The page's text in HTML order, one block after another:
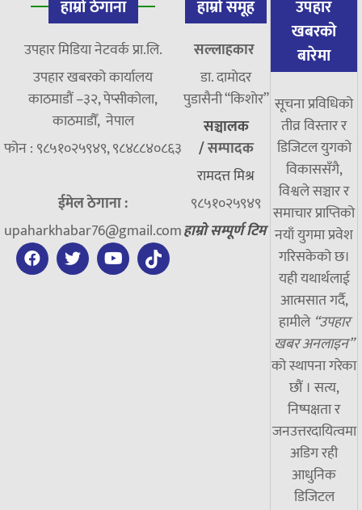
हाम्रो ठेगाना
उपहार मिडिया नेटवर्क प्रा.लि.
उपहार खबरको कार्यालय
काठमाडौं –३२, पेप्सीकोला,
काठमाडौँ, नेपाल
फोन : ९८५१०२५९४९, ९८४८८४०८६३
ईमेल ठेगाना :
upaharkhabar76@gmail.com
हाम्रो समूह
सल्लाहकार
डा. दामाेदर
पुडासैनी “किशाेर”
सञ्चालक
/सम्पादक
रामदत्त मिश्र
९८५१०२५९४९
हाम्रो सम्पूर्ण टिम
उपहार
खबरको
बारेमा
सूचना प्रविधिको
तीव्र विस्तार र
डिजिटल युगको
विकाससँगै,
विश्वले सञ्चार र
समाचार प्राप्तिको
नयाँ युगमा प्रवेश
गरिसकेको छ।
यही यथार्थलाई
आत्मसात गर्दै,
हामीले “उपहार
खबर अनलाइन”
को स्थापना गरेका
छौं । सत्य,
निष्पक्षता र
जनउत्तरदायित्वमा
अडिग रही
आधुनिक
डिजिटल